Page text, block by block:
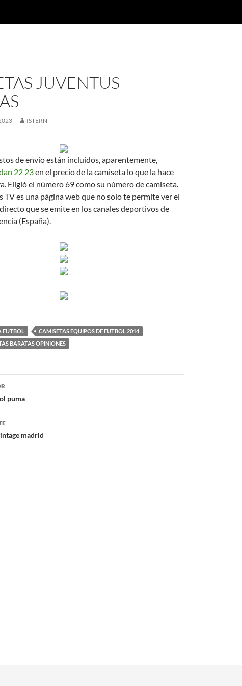
JUVENTUS
ISTERN
de envío están incluidos, aparentemente,
22 23en el precio de la camiseta lo que la hace
Eligió el número 69 como su número de camiseta.
TV es una página web que no solo te permite ver el
que se emite en los canales deportivos de
(España).
FUTBOL
CAMISETAS EQUIPOS DE FUTBOL 2014
BARATAS OPINIONES
puma
madrid